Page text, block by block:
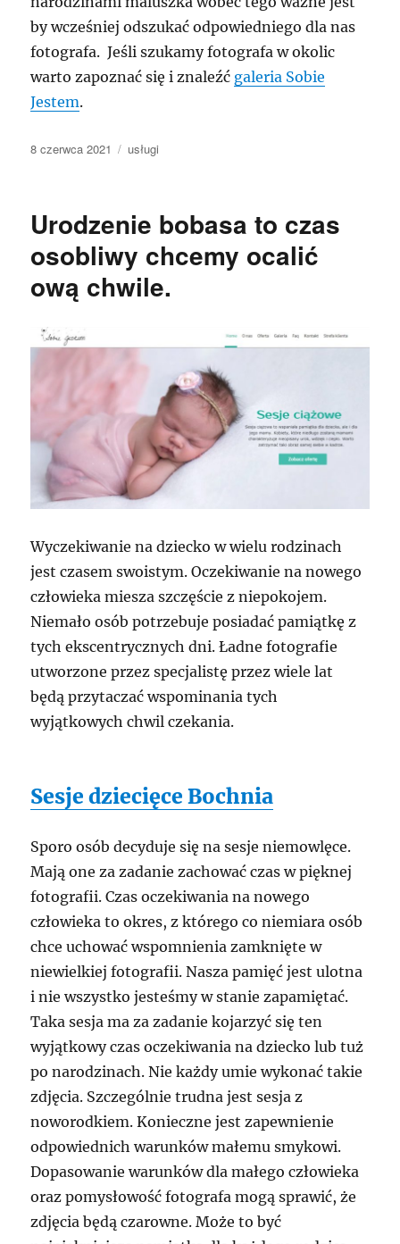
by wcześniej odszukać odpowiedniego dla nas
fotografa. Jeśli szukamy fotografa w okolic
warto zapoznać się i znaleźć galeria Sobie
Jestem.
Data
8 czerwca 2021 Kategorie
usługi
Urodzenie bobasa to czas
osobliwy chcemy ocalić
ową chwile.
Wyczekiwanie na dziecko w wielu rodzinach
jest czasem swoistym. Oczekiwanie na nowego
człowieka miesza szczęście z niepokojem.
Niemało osób potrzebuje posiadać pamiątkę z
tych ekscentrycznych dni. Ładne fotografie
utworzone przez specjalistę przez wiele lat
będą przytaczać wspominania tych
wyjątkowych chwil czekania.
Sesje dziecięce Bochnia
Sporo osób decyduje się na sesje niemowlęce.
Mają one za zadanie zachować czas w pięknej
fotografii. Czas oczekiwania na nowego
człowieka to okres, z którego co niemiara osób
chce uchować wspomnienia zamknięte w
niewielkiej fotografii. Nasza pamięć jest ulotna
i nie wszystko jesteśmy w stanie zapamiętać.
Taka sesja ma za zadanie kojarzyć się ten
wyjątkowy czas oczekiwania na dziecko lub tuż
po narodzinach. Nie każdy umie wykonać takie
zdjęcia. Szczególnie trudna jest sesja z
noworodkiem. Konieczne jest zapewnienie
odpowiednich warunków małemu smykowi.
Dopasowanie warunków dla małego człowieka
oraz pomysłowość fotografa mogą sprawić, że
zdjęcia będą czarowne. Może to być